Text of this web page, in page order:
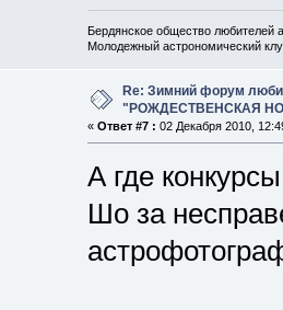
Бердянское общество любителей
Молодежный астрономический
Re: Зимний форум
"РОЖДЕСТВЕНСКАЯ
« Ответ #7 : 02 Декабря 2010,
А где
Шо за